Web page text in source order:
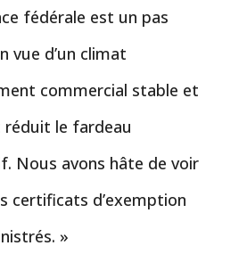
fédérale est un pas
vue d’un climat
commercial stable et
réduit le fardeau
Nous avons hâte de voir
certificats d’exemption
»